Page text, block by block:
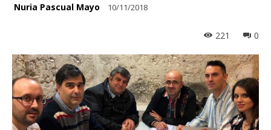
Nuria Pascual Mayo 10/11/2018
0
221